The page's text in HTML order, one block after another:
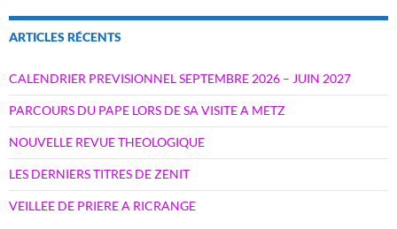
ARTICLES RÉCENTS
CALENDRIER PREVISIONNEL SEPTEMBRE 2026 – JUIN 2027
PARCOURS DU PAPE LORS DE SA VISITE A METZ
NOUVELLE REVUE THEOLOGIQUE
LES DERNIERS TITRES DE ZENIT
VEILLEE DE PRIERE A RICRANGE